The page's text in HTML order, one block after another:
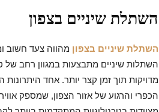
השתלת שיניים בצפון
השתלת שיניים בצפון מהווה צעד חשוב
השתלות שיניים מתבצעות במגוון רחב של
מדויקות תוך זמן קצר יותר. אחד
הכפרי והרגוע של אזור הצפון, שמספק